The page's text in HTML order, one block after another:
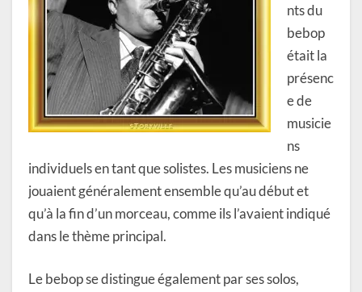
nts du
bebop
était la
présenc
e de
musicie
ns
individuels en tant que solistes. Les musiciens ne
jouaient généralement ensemble qu’au début et
qu’à la fin d’un morceau, comme ils l’avaient indiqué
dans le thème principal.
Le bebop se distingue également par ses solos,